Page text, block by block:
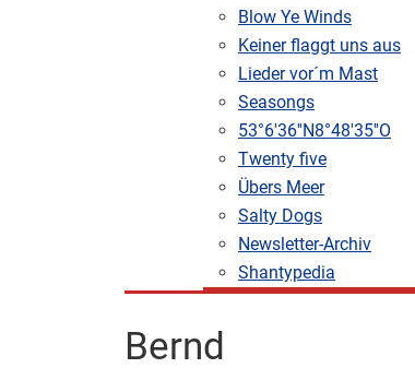
Blow Ye Winds
Keiner flaggt uns aus
Lieder vor´m Mast
Seasongs
53°6'36''N8°48'35''O
Twenty five
Übers Meer
Salty Dogs
Newsletter-Archiv
Shantypedia
Bernd